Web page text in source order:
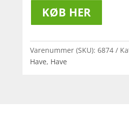
KØB HER
Varenummer (SKU): 6874
Have, Have